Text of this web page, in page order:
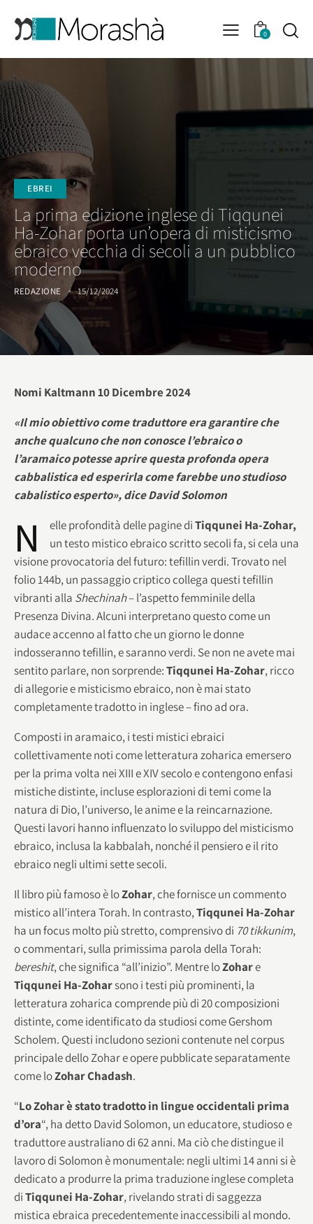
0
EBREI
La prima edizione inglese di Tiqqunei
Ha-Zohar porta un’opera di misticismo
ebraico vecchia di secoli a un pubblico
moderno
REDAZIONE 15/12/2024
Nomi Kaltmann 10 Dicembre 2024
«Il mio obiettivo come traduttore era garantire che
anche qualcuno che non conosce l’ebraico o
l’aramaico potesse aprire questa profonda opera
cabbalistica ed esperirla come farebbe uno studioso
cabalistico esperto», dice David Solomon
N elle profondità delle pagine diTiqqunei Ha-Zohar,
un testo mistico ebraico scritto secoli fa, si cela una
visione provocatoria del futuro: tefillin verdi. Trovato nel
folio 144b, un passaggio criptico collega questi tefillin
vibranti alla Shechinah– l’aspetto femminile della
Presenza Divina. Alcuni interpretano questo come un
audace accenno al fatto che un giorno le donne
indosseranno tefillin, e saranno verdi. Se non ne avete mai
sentito parlare, non sorprende:Tiqqunei Ha-Zohar, ricco
di allegorie e misticismo ebraico, non è mai stato
completamente tradotto in inglese – fino ad ora.
Composti in aramaico, i testi mistici ebraici
collettivamente noti come letteratura zoharica emersero
per la prima volta nei XIII e XIV secolo e contengono enfasi
mistiche distinte, incluse esplorazioni di temi come la
natura di Dio, l’universo, le anime e la reincarnazione.
Questi lavori hanno influenzato lo sviluppo del misticismo
ebraico, inclusa la kabbalah, nonché il pensiero e il rito
ebraico negli ultimi sette secoli.
Il libro più famoso è loZohar, che fornisce un commento
mistico all’intera Torah. In contrasto,Tiqqunei Ha-Zohar
ha un focus molto più stretto, comprensivo di 70 tikkunim,
o commentari, sulla primissima parola della Torah:
bereshit, che significa “all’inizio”. Mentre loZohare
Tiqqunei Ha-Zoharsono i testi più prominenti, la
letteratura zoharica comprende più di 20 composizioni
distinte, come identificato da studiosi come Gershom
Scholem. Questi includono sezioni contenute nel corpus
principale dello Zohar e opere pubblicate separatamente
come loZohar Chadash.
“Lo Zohar è stato tradotto in lingue occidentali prima
d’ora“, ha detto David Solomon, un educatore, studioso e
traduttore australiano di 62 anni. Ma ciò che distingue il
lavoro di Solomon è monumentale: negli ultimi 14 anni si è
dedicato a produrre la prima traduzione inglese completa
diTiqqunei Ha-Zohar, rivelando strati di saggezza
mistica ebraica precedentemente inaccessibili al mondo.